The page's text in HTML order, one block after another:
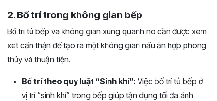
2. Bố trí trong không gian bếp
Bố trí tủ bếp và không gian xung quanh nó cần được xem
xét cẩn thận để tạo ra một không gian nấu ăn hợp phong
thủy và thuận tiện.
Bố trí theo quy luật “Sinh khí”: Việc bố trí tủ bếp ở
vị trí “sinh khí” trong bếp giúp tận dụng tối đa ánh